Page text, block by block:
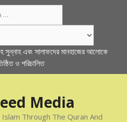
এবং সালাফদের মানহাজের আলোকে
ও পরিচালিত
Media
Through The Quran And